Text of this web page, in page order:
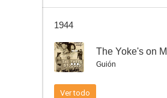
--
1944
-- The Yoke's on
Guión
Ver todo